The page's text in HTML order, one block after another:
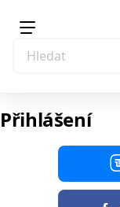
Přihlášení